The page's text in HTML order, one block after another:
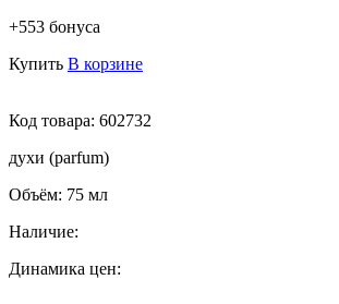
+553 бонуса
Купить В корзине
Код товара: 602732
духи (parfum)
Объём: 75 мл
Наличие:
Динамика цен: